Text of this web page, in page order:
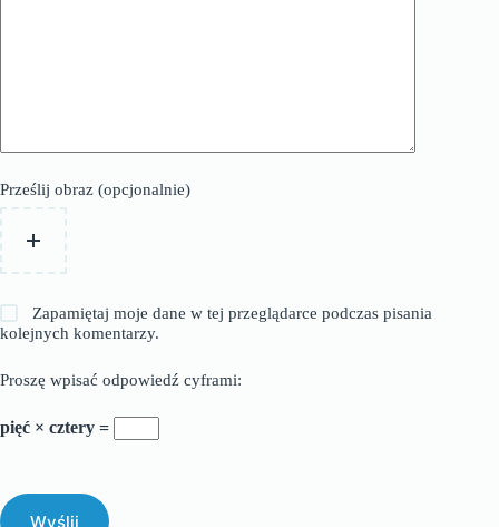
Prześlij obraz (opcjonalnie)
Zapamiętaj moje dane w tej przeglądarce podczas pisania
kolejnych komentarzy.
Proszę wpisać odpowiedź cyframi:
pięć × cztery =
Wyślij